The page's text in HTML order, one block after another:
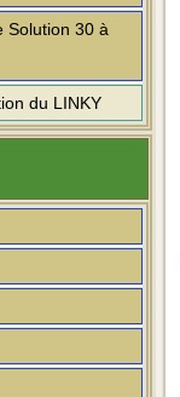
Solution 30 à
du LINKY